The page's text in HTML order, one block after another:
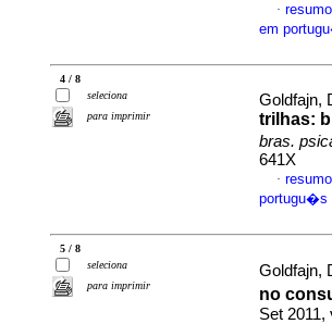
·
em
4 / 8
seleciona
para imprimir
Goldfajn,
trilhas:
bras.
641X
·
portugu�s
5 / 8
seleciona
para imprimir
Goldfajn,
no
Set 2011,